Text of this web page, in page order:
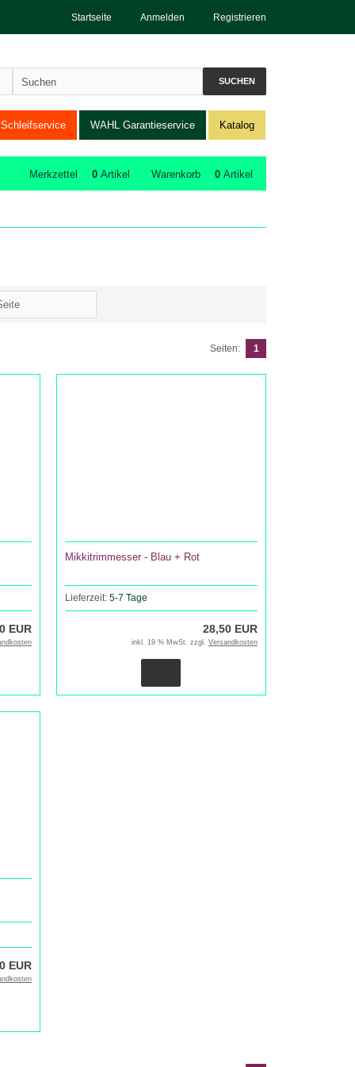
Registrieren
Anmelden
Startseite
SUCHEN
Schleifservice WAHL Garantieservice Katalog
Warenkorb 0 Artikel
Merkzettel 0 Artikel
Seiten: 1
EUR
Mikkitrimmesser - Blau + Rot
Lieferzeit: 5-7 Tage
28,50 EUR
inkl. 19 % MwSt. zzgl. Versandkosten
EUR